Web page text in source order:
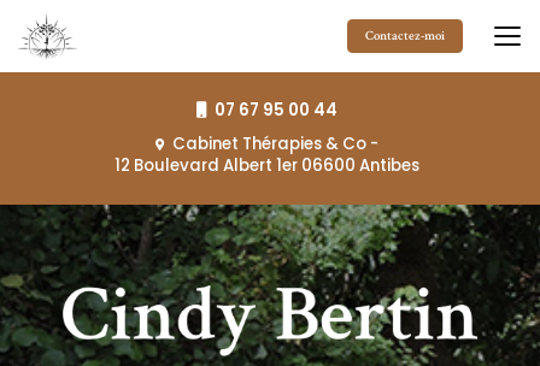
au
contenu
principal
07 67 95 00 44
Cabinet Thérapies & Co -
12 Boulevard Albert 1er 06600 Antibes
Contactez-moi